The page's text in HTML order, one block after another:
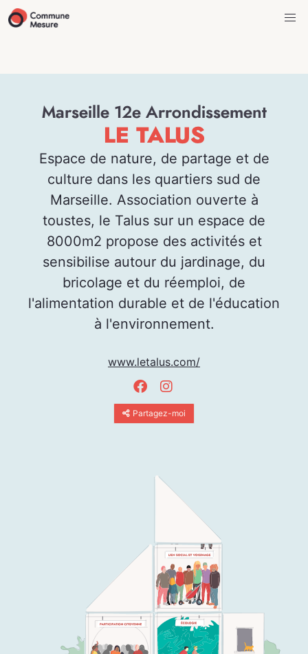
Marseille 12e Arrondissement
LE TALUS
Espace de nature, de partage et de
culture dans les quartiers sud de
Marseille. Association ouverte à
toustes, le Talus sur un espace de
8000m2 propose des activités et
sensibilise autour du jardinage, du
bricolage et du réemploi, de
l'alimentation durable et de l'éducation
à l'environnement.
www.letalus.com/
Partagez-moi